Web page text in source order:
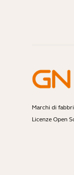
Marchi di
Licenze Open